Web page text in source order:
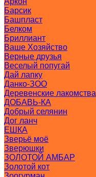
Барсик
Башпласт
Белком
Бриллиант
Ваше Хозяйство
Верные друзья
Веселый попугай
Дай лапку
Данко-ЗОО
Деревенские лакомства
ДОБАВЬ-КА
Добрый селянин
Дог ланч
ЕШКА
Зверьё моё
Зверюшки
ЗОЛОТОЙ АМБАР
Золотой кот